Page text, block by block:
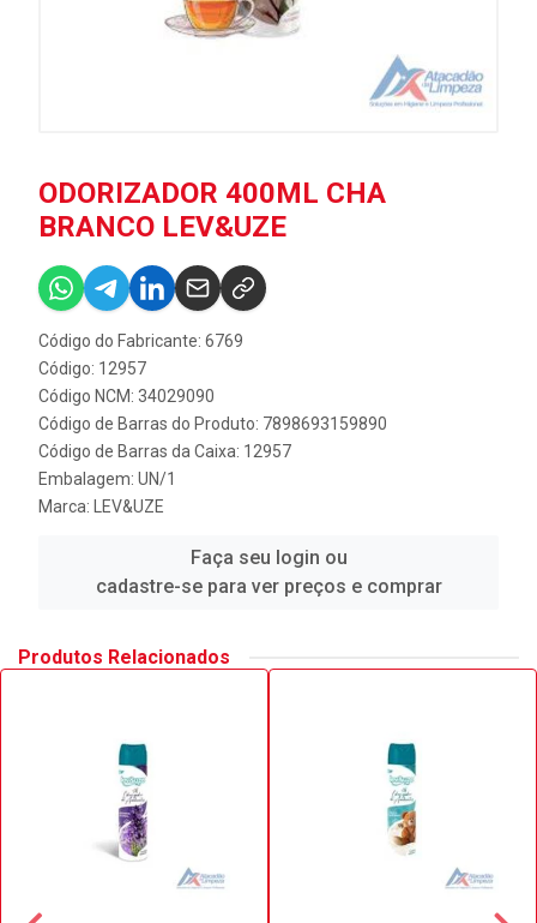
ODORIZADOR 400ML CHA
BRANCO LEV&UZE
Código do Fabricante: 6769
Código: 12957
Código NCM: 34029090
Código de Barras do Produto: 7898693159890
Código de Barras da Caixa: 12957
Embalagem: UN/1
Marca:
LEV&UZE
Faça seu login ou
cadastre-se para ver preços e comprar
Produtos Relacionados